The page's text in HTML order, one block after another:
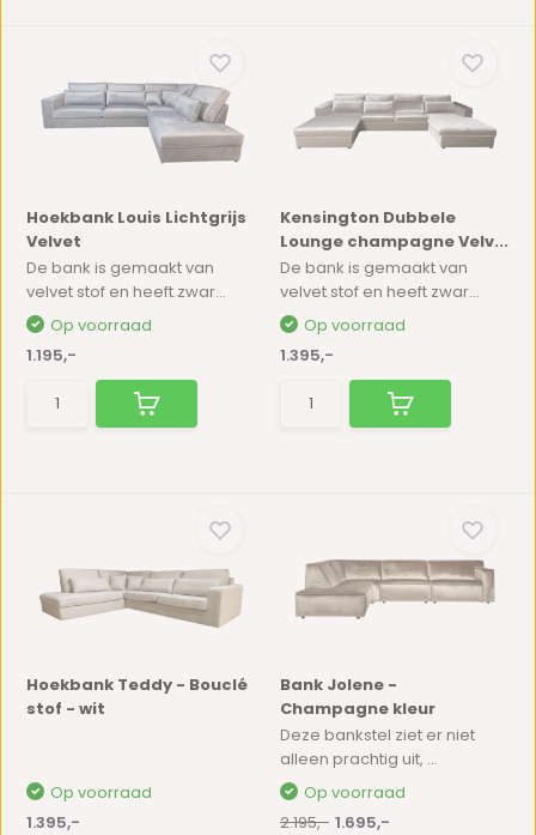
Hoekbank Louis Lichtgrijs
Velvet
De bank is gemaakt van
velvet stof en heeft zwar...
Op voorraad
1.195,-
Kensington Dubbele
Lounge champagne Velv...
De bank is gemaakt van
velvet stof en heeft zwar...
Op voorraad
1.395,-
Hoekbank Teddy - Bouclé
stof - wit
Op voorraad
1.395,-
Bank Jolene -
Champagne kleur
Deze bankstel ziet er niet
alleen prachtig uit, ...
Op voorraad
2.195,- 1.695,-